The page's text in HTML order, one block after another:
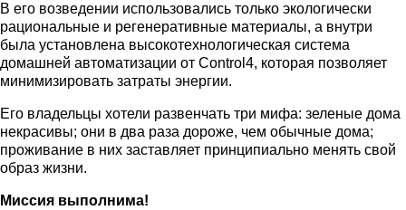
В его возведении использовались только экологически
рациональные и регенеративные материалы, а внутри
была установлена высокотехнологическая система
домашней автоматизации от Control4, которая позволяет
минимизировать затраты энергии.
Его владельцы хотели развенчать три мифа: зеленые дома
некрасивы; они в два раза дороже, чем обычные дома;
проживание в них заставляет принципиально менять свой
образ жизни.
Миссия выполнима!